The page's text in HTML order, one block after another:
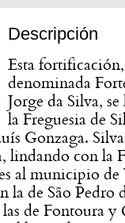
Descripción
Esta fortificación,
denominada
Jorge da Silva,
la Freguesia de
Gonzaga.
con la
al municipio
la de São Pedro
de Fontoura y